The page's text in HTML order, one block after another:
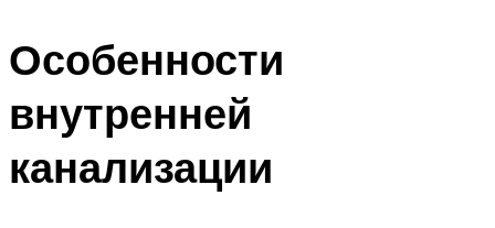
Особенности
внутренней
канализации